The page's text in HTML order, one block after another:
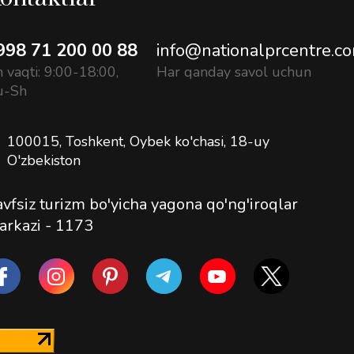
71 200 00 88
vaqti: 9:00-18:00,
Sh
Har qanday savol uchun
100015, Toshkent, Oybek ko'chasi, 18-uy
O'zbekiston
turizm bo'yicha yagona qo'ng'iroqlar
- 1173